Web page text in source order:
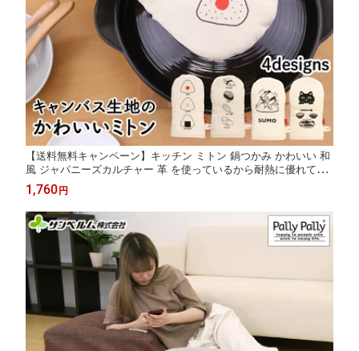
【送料無料キャンペーン】キッチン ミトン 鍋つかみ かわいい 和
風 ジャパニーズカルチャー 革 を使っているから耐熱に優れてい
る キャンバスミトン サンベルム
1,760 円